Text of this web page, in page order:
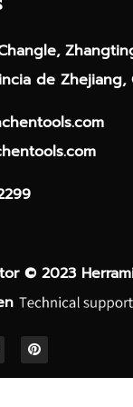
de Zhejiang,
© 2023